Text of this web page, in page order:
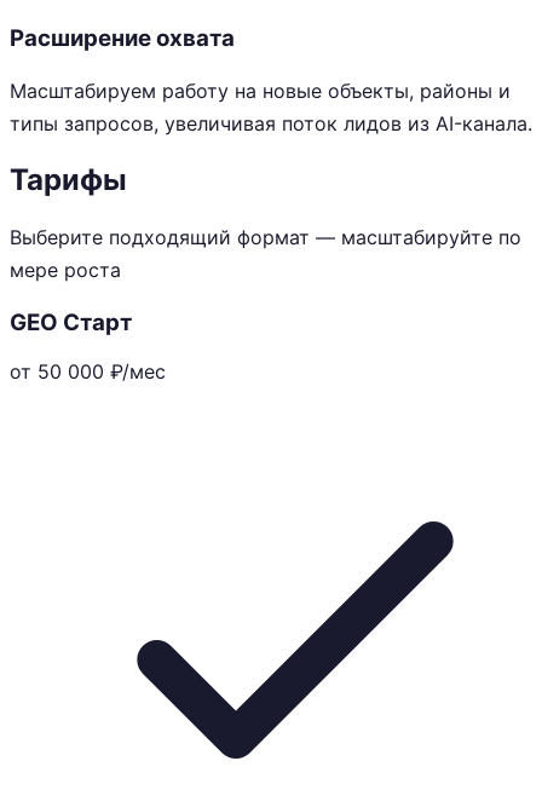
Расширение охвата
Масштабируем работу на новые объекты, районы и
типы запросов, увеличивая поток лидов из AI-канала.
Тарифы
Выберите подходящий формат — масштабируйте по
мере роста
GEO Старт
от 50 000 ₽/мес